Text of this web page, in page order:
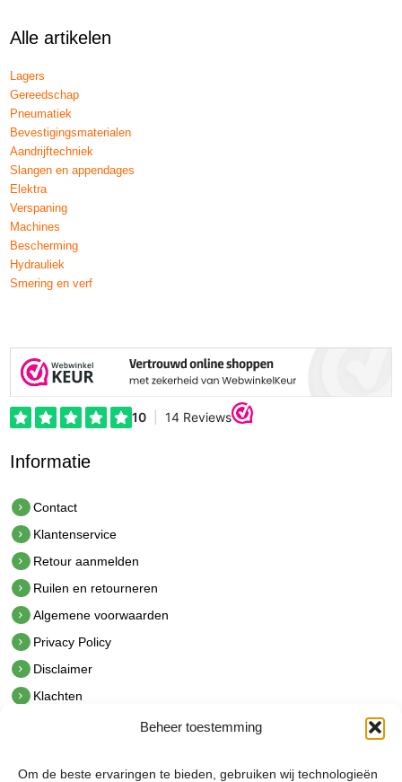
Beheer toestemming
Om de beste ervaringen te bieden, gebruiken wij technologieën
Alle artikelen
Lagers
Gereedschap
Pneumatiek
Bevestigingsmaterialen
Aandrijftechniek
Slangen en appendages
Elektra
Verspaning
Machines
Bescherming
Hydrauliek
Smering en verf
Informatie
Contact
Klantenservice
Retour aanmelden
Ruilen en retourneren
Algemene voorwaarden
Privacy Policy
Disclaimer
Klachten
hetindustriehuis B.V.